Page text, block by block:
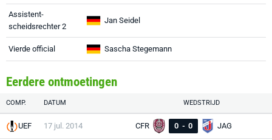
Assistent-
scheidsrechter 2
Jan Seidel
Vierde official Sascha Stegemann
Eerdere ontmoetingen
COMP. DATUM WEDSTRIJD
UEF 17 jul. 2014 CFR 0 - 0 JAG